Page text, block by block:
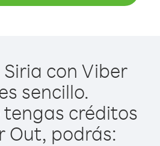
con Viber
sencillo.
tengas créditos
Out, podrás: